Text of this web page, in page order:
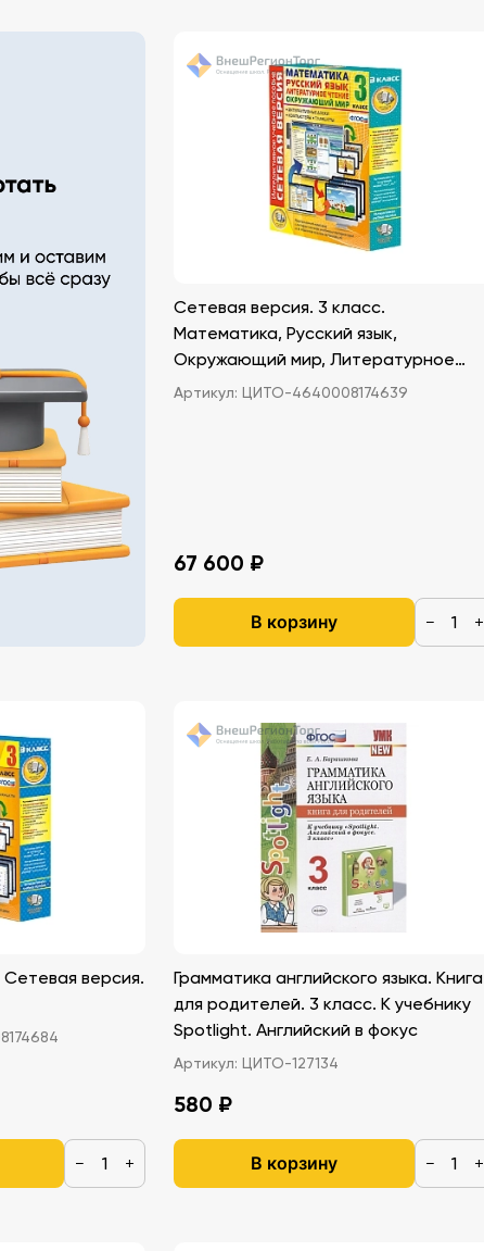
Сетевая версия. 3 класс.
Математика, Русский язык,
Окружающий мир, Литературное
чтение
Артикул: ЦИТО-4640008174639
67 600 ₽
В корзину − +
версия.
− +
Грамматика английского языка. Книга
для родителей. 3 класс. К учебнику
Spotlight. Английский в фокус
Артикул: ЦИТО-127134
580 ₽
В корзину − +